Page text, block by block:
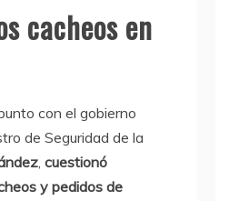
cacheos en
con el gobierno
de Seguridad de la
, cuestionó
y pedidos de